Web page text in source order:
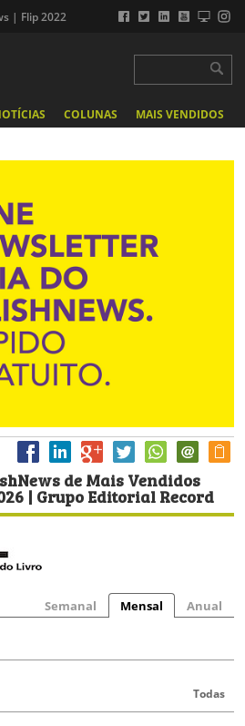
| Flip 2022
COLUNAS MAIS VENDIDOS
de Mais Vendidos
| Grupo Editorial Record
Semanal Mensal Anual
Todas